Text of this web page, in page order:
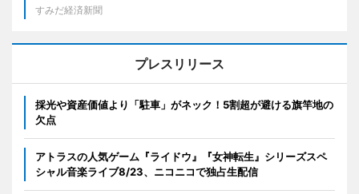
すみだ経済新聞
プレスリリース
採光や資産価値より「駐車」がネック！5割超が避ける旗竿地の
欠点
アトラスの人気ゲーム『ライドウ』『女神転生』シリーズスペ
シャル音楽ライブ8/23、ニコニコで独占生配信